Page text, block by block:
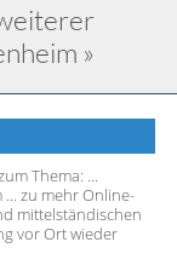
»
Thema: ...
zu mehr Online-
mittelständischen
vor Ort wieder